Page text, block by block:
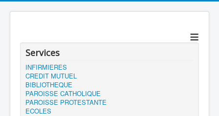
≡
Services
INFIRMIERES
CREDIT MUTUEL
BIBLIOTHEQUE
PAROISSE CATHOLIQUE
PAROISSE PROTESTANTE
ECOLES